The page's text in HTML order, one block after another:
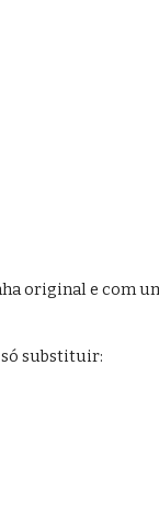
original e com
só substituir: